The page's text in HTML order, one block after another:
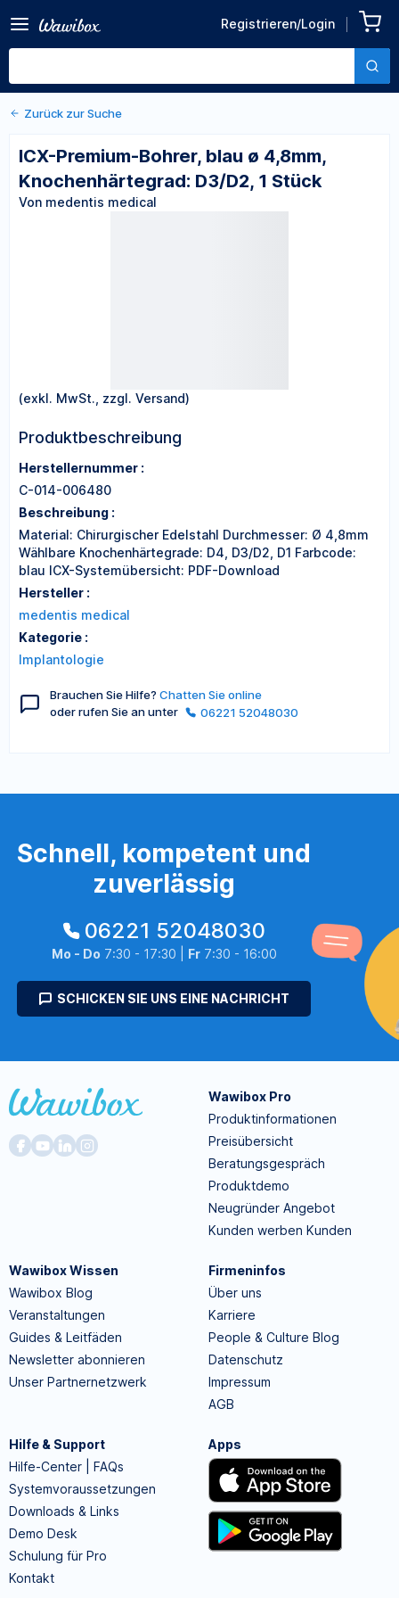
Registrieren/Login
4,8mm, Knochenhärtegrad:
D3/D2, 1 Stück
Von medentis medical
Zurück zu den Produktdetails
Zurück zur Suche
ICX-Premium-Bohrer, blau ø 4,8mm,
Knochenhärtegrad: D3/D2, 1 Stück
Von medentis medical
(exkl. MwSt., zzgl. Versand)
Produktbeschreibung
Herstellernummer :
C-014-006480
Beschreibung :
Material: Chirurgischer Edelstahl Durchmesser: Ø 4,8mm
Wählbare Knochenhärtegrade: D4, D3/D2, D1 Farbcode:
blau ICX-Systemübersicht: PDF-Download
Hersteller :
medentis medical
Kategorie :
Implantologie
Brauchen Sie Hilfe? Chatten Sie online
oder rufen Sie an unter
06221 52048030
Schnell, kompetent und
zuverlässig
06221 52048030
Mo - Do 7:30 - 17:30 | Fr7:30 - 16:00
SCHICKEN SIE UNS EINE NACHRICHT
Wawibox Pro
Produktinformationen
Preisübersicht
Beratungsgespräch
Produktdemo
Neugründer Angebot
Kunden werben Kunden
Wawibox Wissen
Wawibox Blog
Veranstaltungen
Guides & Leitfäden
Newsletter abonnieren
Unser Partnernetzwerk
Firmeninfos
Über uns
Karriere
People & Culture Blog
Datenschutz
Impressum
AGB
Hilfe & Support
Hilfe-Center | FAQs
Systemvoraussetzungen
Downloads & Links
Demo Desk
Schulung für Pro
Kontakt
Apps